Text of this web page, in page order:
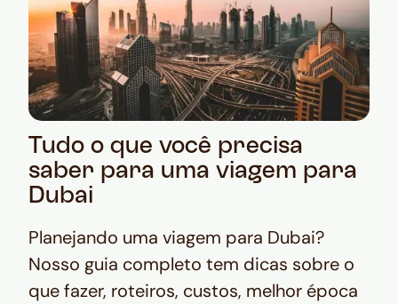
Tudo o que você precisa
saber para uma viagem para
Dubai
Planejando uma viagem para Dubai?
Nosso guia completo tem dicas sobre o
que fazer, roteiros, custos, melhor época